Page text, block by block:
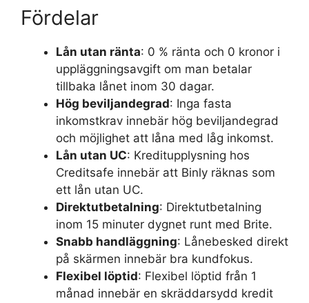
Fördelar
Lån utan ränta: 0 % ränta och 0 kronor i
uppläggningsavgift om man betalar
tillbaka lånet inom 30 dagar.
Hög beviljandegrad: Inga fasta
inkomstkrav innebär hög beviljandegrad
och möjlighet att låna med låg inkomst.
Lån utan UC: Kreditupplysning hos
Creditsafe innebär att Binly räknas som
ett lån utan UC.
Direktutbetalning: Direktutbetalning
inom 15 minuter dygnet runt med Brite.
Snabb handläggning: Lånebesked direkt
på skärmen innebär bra kundfokus.
Flexibel löptid: Flexibel löptid från 1
månad innebär en skräddarsydd kredit